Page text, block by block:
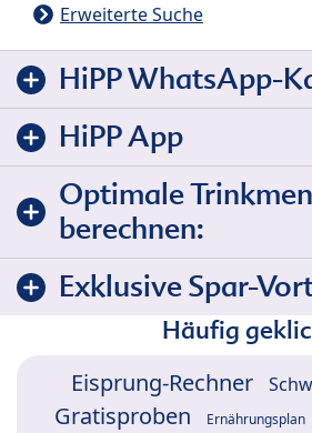
Erweiterte Suche
HiPP WhatsApp-
HiPP App
Optimale
berechnen:
Exklusive Spar-
Häufig
Eisprung-Rechner
Gratisproben Ernährungsplan